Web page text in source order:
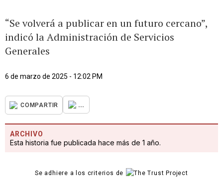
“Se volverá a publicar en un futuro cercano”,
indicó la Administración de Servicios
Generales
6 de marzo de 2025 - 12:02 PM
COMPARTIR ...
ARCHIVO
Esta historia fue publicada hace más de 1 año.
Se adhiere a los criterios de